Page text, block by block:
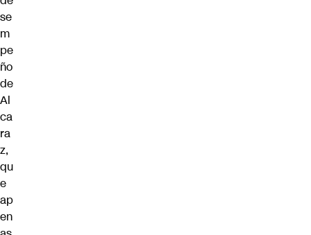
se
m
pe
ño
de
Al
ca
ra
z,
qu
e
ap
en